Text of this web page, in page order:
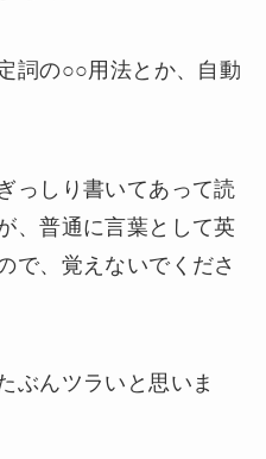
詞の○○用法とか、自動
っしり書いてあって読
、普通に言葉として英
で、覚えないでくださ
ぶんツラいと思いま